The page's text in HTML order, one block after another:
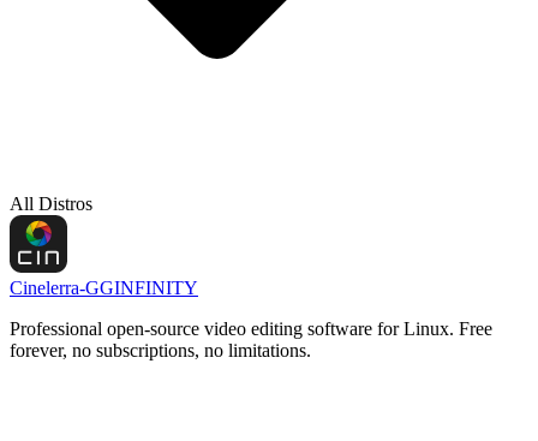
All Distros
Cinelerra-GGINFINITY
Professional open-source video editing software for Linux. Free
forever, no subscriptions, no limitations.